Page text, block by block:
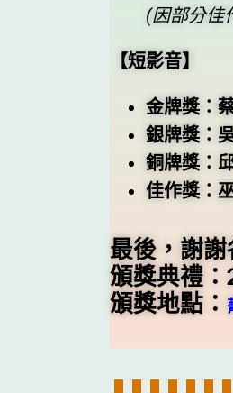
(因部分佳
【短影音】
金牌獎：
銀牌獎：
銅牌獎：
佳作獎：
最後，謝謝
頒獎典禮
頒獎地點：